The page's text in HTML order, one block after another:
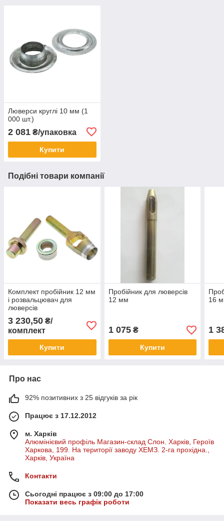
Люверси круглі 10 мм (1
000 шт.)
2 081 ₴/упаковка
Купити
Подібні товари компанії
Комплект пробійник 12 мм
і розвальцювач для
люверсів
3 230,50 ₴/
комплект
Купити
Пробійник для люверсів
12 мм
1 075₴
Купити
16
1
Про нас
92% позитивних з 25 відгуків за рік
Працює з 17.12.2012
м. Харків
Алюмінієвий профіль Магазин-склад Слон. Харків, Героїв
Харкова, 199. На території заводу ХЕМЗ. 2-га прохідна.,
Харків, Україна
Контакти
Сьогодні працює з 09:00 до 17:00
Показати весь графік роботи